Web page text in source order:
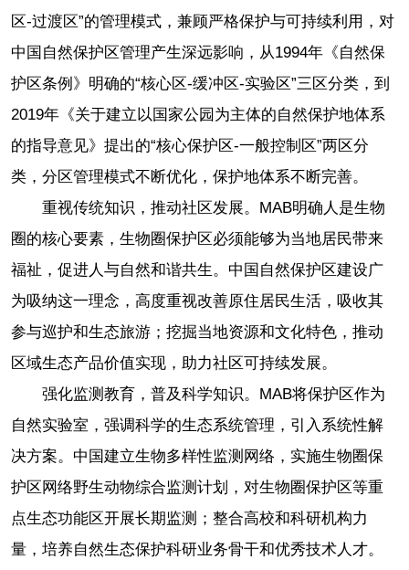
区-过渡区”的管理模式，兼顾严格保护与可持续利用，对
中国自然保护区管理产生深远影响，从1994年《自然保
护区条例》明确的“核心区-缓冲区-实验区”三区分类，到
2019年《关于建立以国家公园为主体的自然保护地体系
的指导意见》提出的“核心保护区-一般控制区”两区分
类，分区管理模式不断优化，保护地体系不断完善。
重视传统知识，推动社区发展。MAB明确人是生物
圈的核心要素，生物圈保护区必须能够为当地居民带来
福祉，促进人与自然和谐共生。中国自然保护区建设广
为吸纳这一理念，高度重视改善原住居民生活，吸收其
参与巡护和生态旅游；挖掘当地资源和文化特色，推动
区域生态产品价值实现，助力社区可持续发展。
强化监测教育，普及科学知识。MAB将保护区作为
自然实验室，强调科学的生态系统管理，引入系统性解
决方案。中国建立生物多样性监测网络，实施生物圈保
护区网络野生动物综合监测计划，对生物圈保护区等重
点生态功能区开展长期监测；整合高校和科研机构力
量，培养自然生态保护科研业务骨干和优秀技术人才。